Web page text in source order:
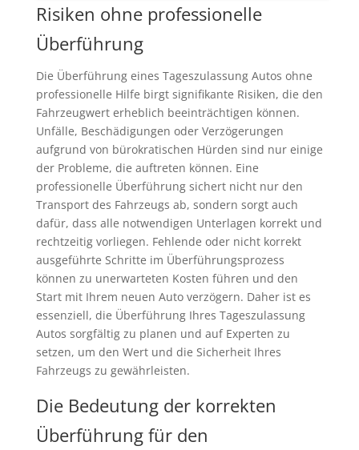
Risiken ohne professionelle
Überführung
Die Überführung eines Tageszulassung Autos ohne
professionelle Hilfe birgt signifikante Risiken, die den
Fahrzeugwert erheblich beeinträchtigen können.
Unfälle, Beschädigungen oder Verzögerungen
aufgrund von bürokratischen Hürden sind nur einige
der Probleme, die auftreten können. Eine
professionelle Überführung sichert nicht nur den
Transport des Fahrzeugs ab, sondern sorgt auch
dafür, dass alle notwendigen Unterlagen korrekt und
rechtzeitig vorliegen. Fehlende oder nicht korrekt
ausgeführte Schritte im Überführungsprozess
können zu unerwarteten Kosten führen und den
Start mit Ihrem neuen Auto verzögern. Daher ist es
essenziell, die Überführung Ihres Tageszulassung
Autos sorgfältig zu planen und auf Experten zu
setzen, um den Wert und die Sicherheit Ihres
Fahrzeugs zu gewährleisten.
Die Bedeutung der korrekten
Überführung für den